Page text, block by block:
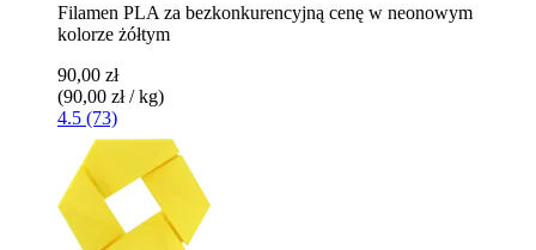
Filamen PLA za bezkonkurencyjną cenę w neonowym
kolorze żółtym
90,00 zł
(90,00 zł / kg)
4.5 (73)